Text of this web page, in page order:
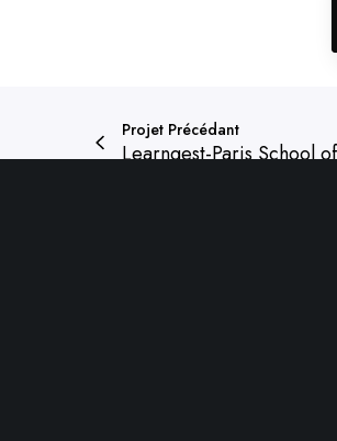
Projet Précédant
Learngest-Paris School